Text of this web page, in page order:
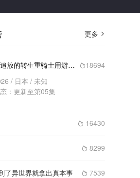
公主大人，接下来是“拷问”时
类型： / 年份：2026
公爵的契约未婚妻
类型： / 年份：2023
更多 
18694
被追放的转生重骑士用游戏知识开无双
/ 日本 / 未知
：更新至第05集
 16430
 8299
 7539
了异世界就拿出真本事